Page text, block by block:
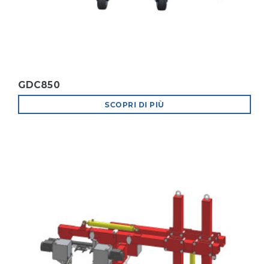
GDC850
SCOPRI DI PIÙ